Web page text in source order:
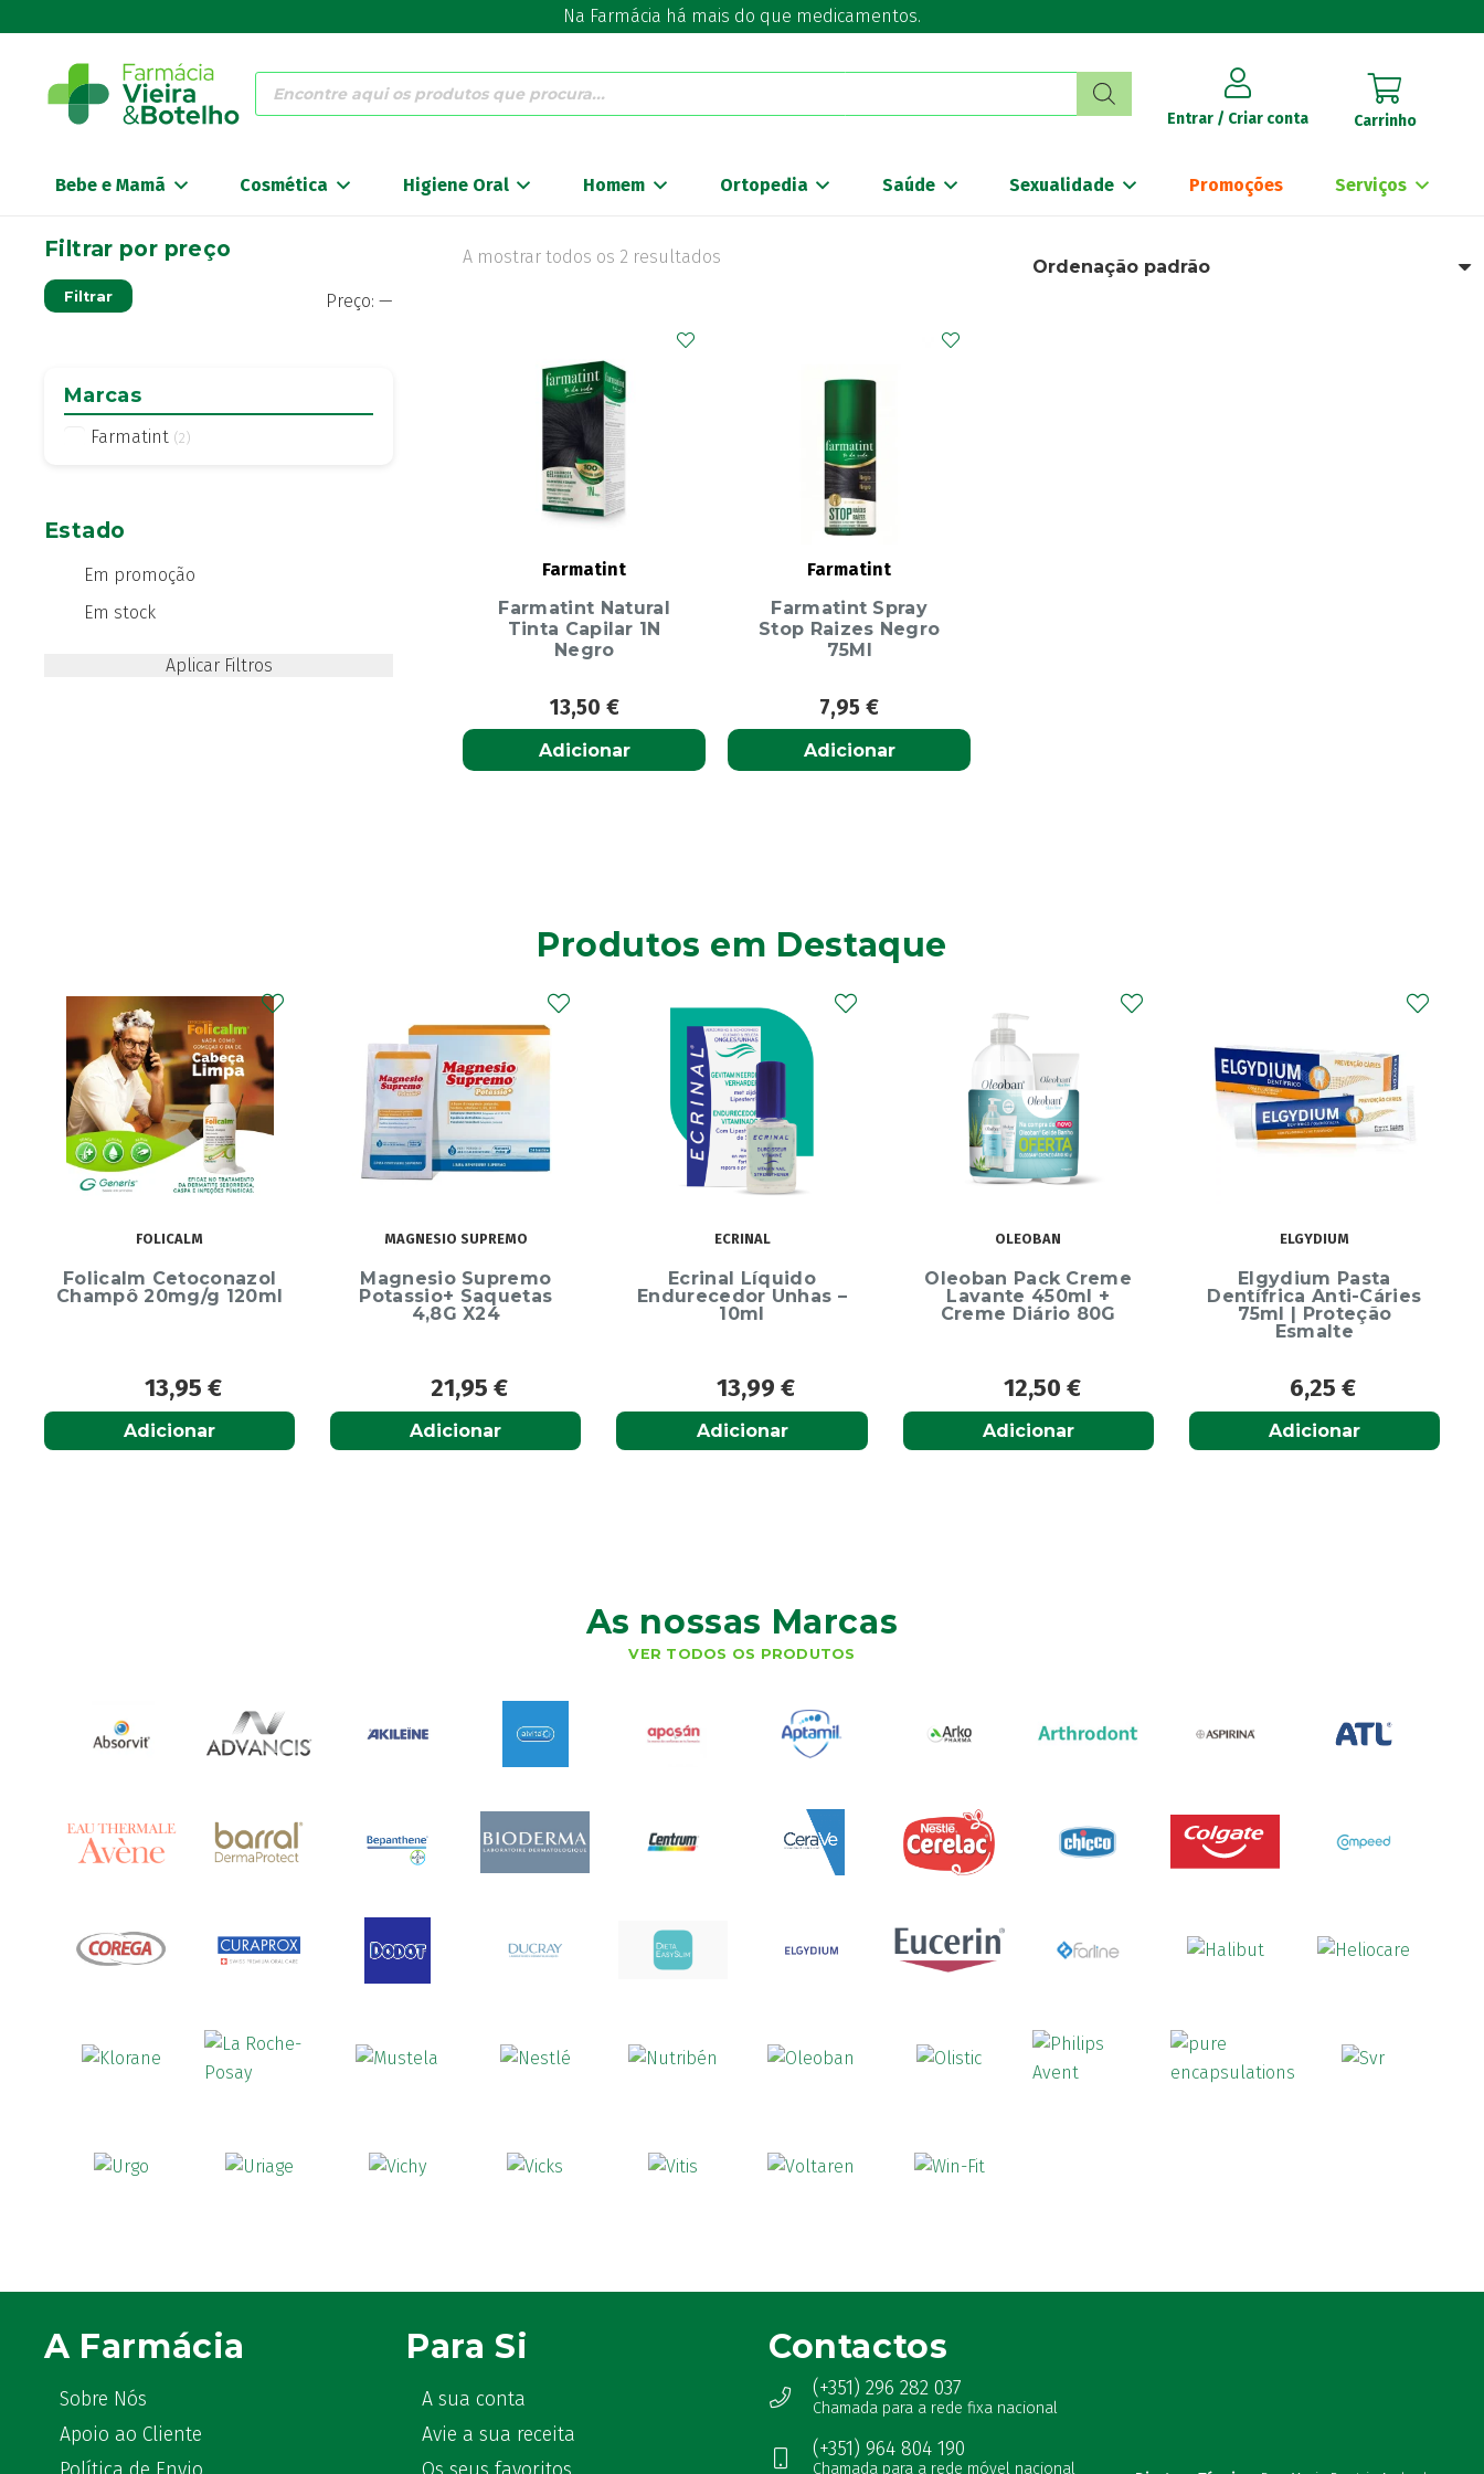
Na Farmácia há mais do que medicamentos.
Products
search
Entrar / Criar conta Carrinho
Bebe e Mamã Cosmética Higiene Oral Homem Ortopedia Saúde Sexualidade Promoções Serviços
A mostrar todos os 2 resultados
Farmatint
Farmatint Natural
Tinta Capilar 1N
Negro
13,50 €
Adicionar
Farmatint
Farmatint Spray
Stop Raizes Negro
75Ml
7,95€
Adicionar
Filtrar por preço
Filtrar Preço: —
Marcas
Farmatint (2)
Estado
Em promoção
Em stock
Produtos em Destaque
FOLICALM
Folicalm Cetoconazol
Champô 20mg/g 120ml
13,95 €
Adicionar
MAGNESIO SUPREMO
Magnesio Supremo
Potassio+ Saquetas
4,8G X24
21,95€
Adicionar
ECRINAL
Ecrinal Líquido
Endurecedor Unhas –
10ml
13,99€
Adicionar
OLEOBAN
Oleoban Pack Creme
Lavante 450ml +
Creme Diário 80G
12,50 €
Adicionar
ELGYDIUM
Elgydium Pasta
Dentífrica Anti-Cáries
75ml | Proteção
Esmalte
6,25 €
Adicionar
As nossas Marcas
VER TODOS OS PRODUTOS
A Farmácia
Sobre Nós
Apoio ao Cliente
Para Si
A sua conta
Avie a sua receita
Contactos
(+351) 296 282 037
Chamada para a rede fixa nacional
(+351) 964 804 190
Chamada para a rede móvel nacional